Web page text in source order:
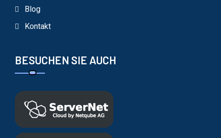
Blog
Kontakt
BESUCHEN SIE AUCH